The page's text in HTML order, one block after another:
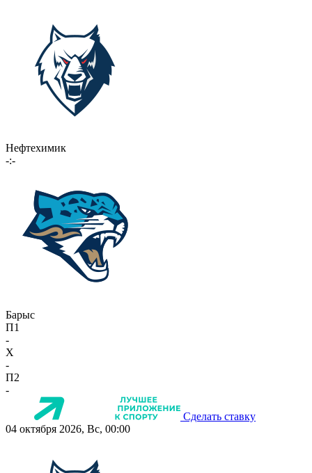
Нефтехимик
-:-
Барыс
П1
-
X
-
П2
-
Сделать ставку
04 октября 2026, Вс, 00:00